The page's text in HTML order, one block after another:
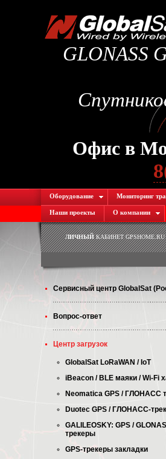
GLONASS
Офис в
Оборудование Мониторинг
Наши проекты О компании
ЛИЧНЫЙКАБИНЕТ GPSHOME.RU
Cервисный центр GlobalSat
Вопрос-ответ
Центр загрузок
GlobalSat LoRaWAN / IoT
iBeacon / BLE маяки / Wi-Fi
Neomatica GPS / ГЛОНАСС
Duotec GPS / ГЛОНАСС-
GALILEOSKY: GPS /
трекеры
GPS-трекеры закладки